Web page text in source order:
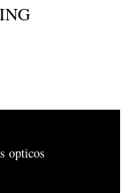
opticos